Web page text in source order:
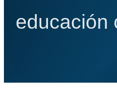
educación